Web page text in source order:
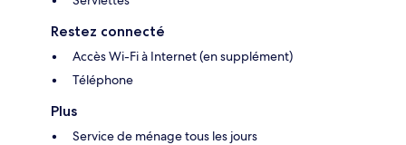
Restez connecté
Accès Wi-Fi à Internet (en supplément)
Téléphone
Plus
Service de ménage tous les jours